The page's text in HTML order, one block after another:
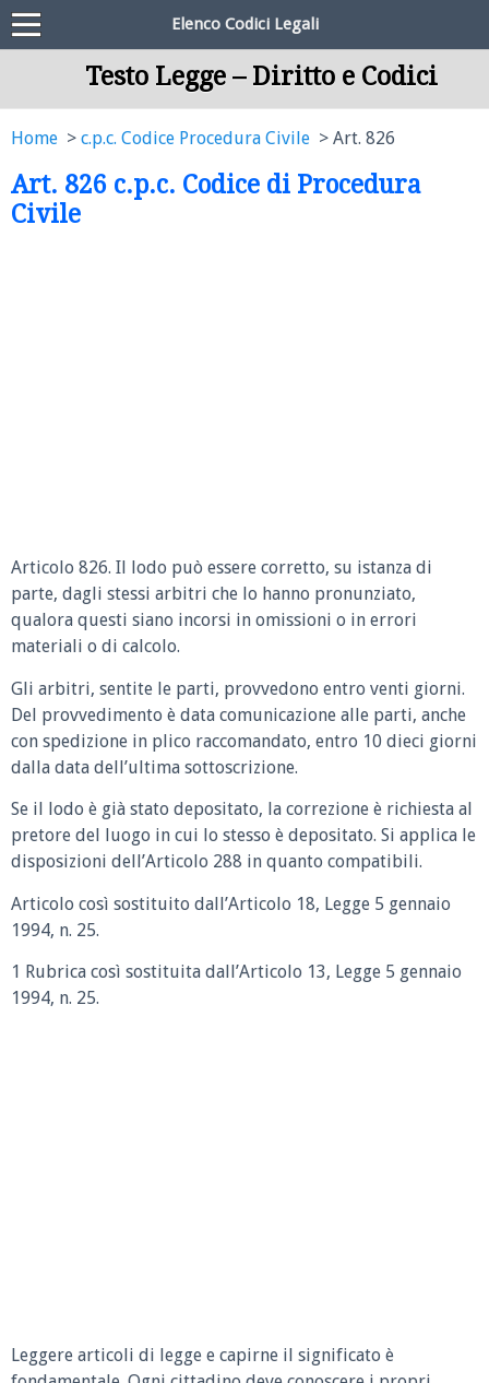
Elenco Codici Legali
Testo Legge – Diritto e Codici
Home c.p.c. Codice Procedura Civile Art. 826
Art. 826 c.p.c. Codice di Procedura
Civile
Articolo 826. Il lodo può essere corretto, su istanza di
parte, dagli stessi arbitri che lo hanno pronunziato,
qualora questi siano incorsi in omissioni o in errori
materiali o di calcolo.
Gli arbitri, sentite le parti, provvedono entro venti giorni.
Del provvedimento è data comunicazione alle parti, anche
con spedizione in plico raccomandato, entro 10 dieci giorni
dalla data dell’ultima sottoscrizione.
Se il lodo è già stato depositato, la correzione è richiesta al
pretore del luogo in cui lo stesso è depositato. Si applica le
disposizioni dell’Articolo 288 in quanto compatibili.
Articolo così sostituito dall’Articolo 18, Legge 5 gennaio
1994, n. 25.
1 Rubrica così sostituita dall’Articolo 13, Legge 5 gennaio
1994, n. 25.
Leggere articoli di legge e capirne il significato è